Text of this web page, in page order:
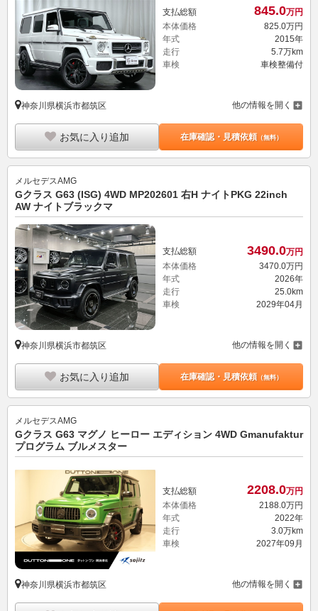
支払総額 845.0万円
本体価格
825.0万円
年式
2015年
走行
5.7万km
車検
車検整備付
神奈川県横浜市都筑区 他の情報を開く
お気に入り追加 在庫確認・見積依頼（無料）
メルセデスAMG
Gクラス G63 (ISG) 4WD MP202601 右H ナイトPKG 22inch
AW ナイトブラックマ
支払総額 3490.0万円
本体価格
3470. 0万円
年式
2026年
走行
25.0km
車検
2029年04月
神奈川県横浜市都筑区 他の情報を開く
お気に入り追加 在庫確認・見積依頼（無料）
メルセデスAMG
Gクラス G63 マグノ ヒーロー エディション 4WD Gmanufaktur
プログラム ブルメスター
支払総額 2208.0万円
本体価格
2188.0万円
年式
2022年
走行
3.0万km
車検
2027年09月
神奈川県横浜市都筑区 他の情報を開く